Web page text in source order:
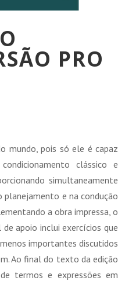
PRO
mundo, pois só ele é capaz
clássico e
simultaneamente
e na condução
a obra impressa, o
apoio inclui exercícios que
importantes discutidos
Ao final do texto da edição
termos e expressões em